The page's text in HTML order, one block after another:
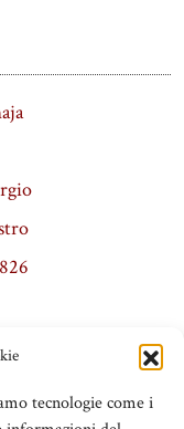
tecnologie come i